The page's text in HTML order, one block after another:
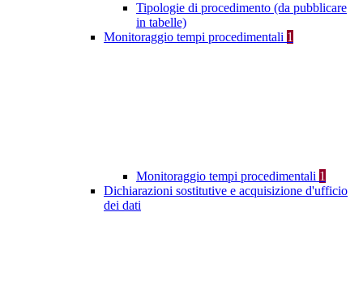
Tipologie di procedimento (da pubblicare
in tabelle)
Monitoraggio tempi procedimentali 1
Monitoraggio tempi procedimentali 1
Dichiarazioni sostitutive e acquisizione d'ufficio
dei dati